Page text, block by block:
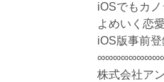
iOSでもカ
よめいく恋
iOS版事前登
株式会社ア